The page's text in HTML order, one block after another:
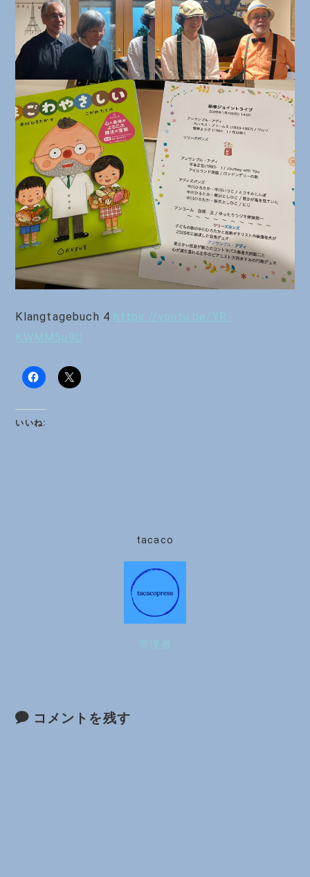
Klangtagebuch 4 https://youtu.be/YR-
KWMM5u9U
いいね:
tacaco
管理者
コメントを残す